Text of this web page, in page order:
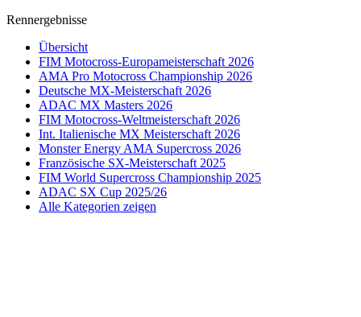
Rennergebnisse
Übersicht
FIM Motocross-Europameisterschaft 2026
AMA Pro Motocross Championship 2026
Deutsche MX-Meisterschaft 2026
ADAC MX Masters 2026
FIM Motocross-Weltmeisterschaft 2026
Int. Italienische MX Meisterschaft 2026
Monster Energy AMA Supercross 2026
Französische SX-Meisterschaft 2025
FIM World Supercross Championship 2025
ADAC SX Cup 2025/26
Alle Kategorien zeigen